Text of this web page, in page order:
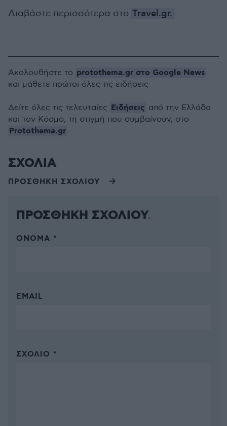
Διαβάστε περισσότερα στο Travel.gr.
Ακολουθήστε το protothema.gr στο Google News
και μάθετε πρώτοι όλες τις ειδήσεις
Δείτε όλες τις τελευταίες Ειδήσεις από την Ελλάδα
και τον Κόσμο, τη στιγμή που συμβαίνουν, στο
Protothema.gr
ΣΧΟΛΙΑ
ΠΡΟΣΘΗΚΗ ΣΧΟΛΙΟΥ
ΠΡΟΣΘΗΚΗ ΣΧΟΛΙΟΥ
ΌΝΟΜΑ *
EMAIL
ΣΧΌΛΙΟ *